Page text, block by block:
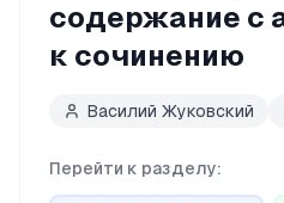
содержание с
к сочинению
Василий Жуковский
Перейти к разделу: